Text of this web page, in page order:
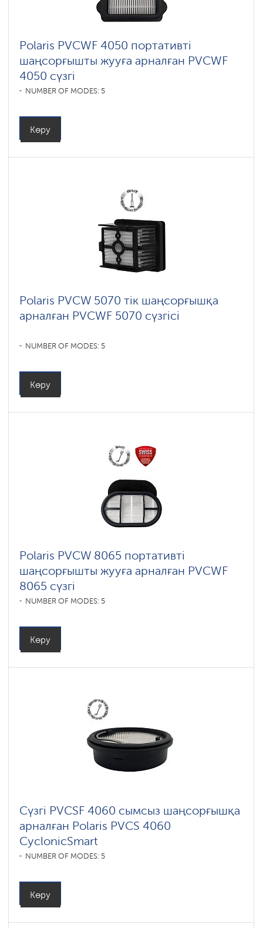
Polaris PVCWF 4050 портативті
шаңсорғышты жууға арналған PVCWF
4050 сүзгі
NUMBER OF MODES: 5
Көру
Polaris PVCW 5070 тік шаңсорғышқа
арналған PVCWF 5070 сүзгісі
NUMBER OF MODES: 5
Көру
Polaris PVCW 8065 портативті
шаңсорғышты жууға арналған PVCWF
8065 сүзгі
NUMBER OF MODES: 5
Көру
Сүзгі PVCSF 4060 сымсыз шаңсорғышқа
арналған Polaris PVCS 4060
CyclonicSmart
NUMBER OF MODES: 5
Көру